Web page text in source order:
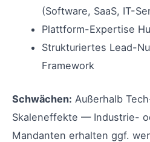
(Software, SaaS, IT-
Plattform-Expertise
Strukturiertes Lead-
Framework
Schwächen: Außerhalb
Skaleneffekte — Industrie-
Mandanten erhalten ggf.